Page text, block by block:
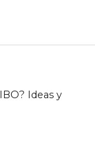
Ideas y